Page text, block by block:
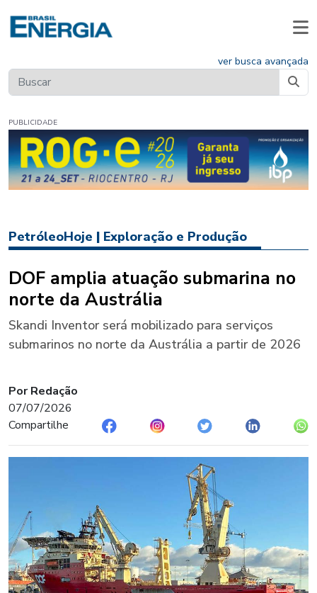
ver busca avançada
PUBLICIDADE
PetróleoHoje | Exploração e Produção
DOF amplia atuação submarina no
norte da Austrália
Skandi Inventor será mobilizado para serviços
submarinos no norte da Austrália a partir de 2026
Por Redação
07/07/2026
Compartilhe